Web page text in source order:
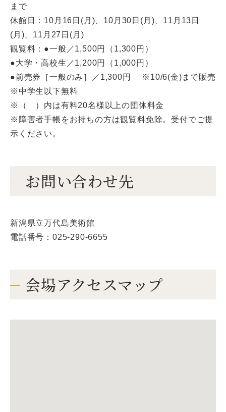
まで
休館日：10月16日(月)、10月30日(月)、11月13日
(月)、11月27日(月)
観覧料：●一般／1,500円（1,300円）
●大学・高校生／1,200円（1,000円）
●前売券［一般のみ］／1,300円 ※10/6(金)まで販売
※中学生以下無料
※（ ）内は有料20名様以上の団体料金
※障害者手帳をお持ちの方は観覧料免除。受付でご提
示ください。
お問い合わせ先
新潟県立万代島美術館
電話番号：025-290-6655
会場アクセスマップ